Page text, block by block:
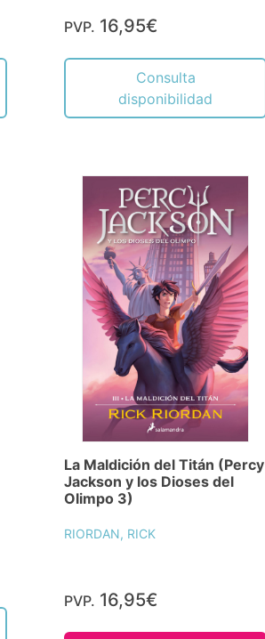
PVP. 16,95€
Consulta
disponibilidad
La Maldición del Titán (Percy
Jackson y los Dioses del
Olimpo 3)
RIORDAN, RICK
PVP. 16,95€